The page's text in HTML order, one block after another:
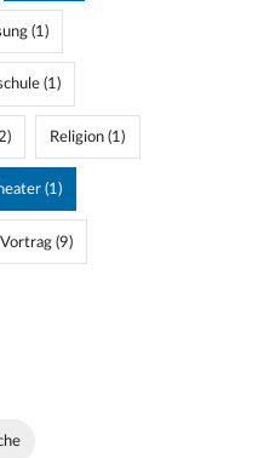
(1)
(1)
Religion (1)
(1)
Vortrag (9)